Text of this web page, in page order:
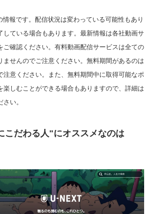
情報です。配信状況は変わっている可能性もあり
している場合もあります。最新情報は各社動画サ
ご確認ください。有料動画配信サービスは全ての
ませんのでご注意ください。無料期間があるのは
注意ください。また、無料期間中に取得可能なポ
楽しむことができる場合もありますので、詳細は
い。
こだわる人"にオススメなのは